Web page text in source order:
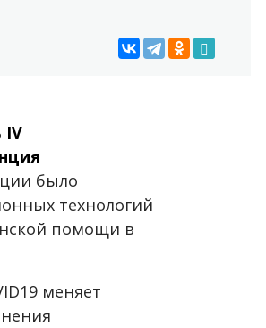
IV
было
технологий
помощи в
меняет